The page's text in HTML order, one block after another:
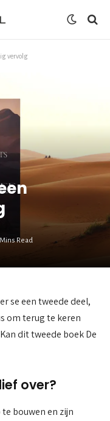
vervolg
Read
se een tweede deel,
om terug te keren
dit tweede boek De
over?
bouwen en zijn